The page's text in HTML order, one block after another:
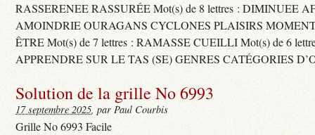
RASSERENEE RASSURÉE Mot(s) de 8 lettres : DIMINUEE
AMOINDRIE OURAGANS CYCLONES PLAISIRS
ÊTRE Mot(s) de 7 lettres : RAMASSE CUEILLI Mot(s) de 6
APPRENDRE SUR LE TAS (SE) GENRES CATÉGORIES
Solution de la grille No 6993
17 septembre 2025, par Paul Courbis
Grille No 6993 Facile